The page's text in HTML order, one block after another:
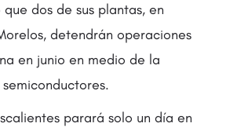
dos de sus plantas, en
detendrán operaciones
en junio en medio de la
parará solo un día en